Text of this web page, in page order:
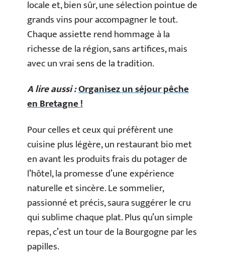
locale et, bien sûr, une sélection pointue de
grands vins pour accompagner le tout.
Chaque assiette rend hommage à la
richesse de la région, sans artifices, mais
avec un vrai sens de la tradition.
A lire aussi :Organisez un séjour pêche
en Bretagne !
Pour celles et ceux qui préfèrent une
cuisine plus légère, un restaurant bio met
en avant les produits frais du potager de
l’hôtel, la promesse d’une expérience
naturelle et sincère. Le sommelier,
passionné et précis, saura suggérer le cru
qui sublime chaque plat. Plus qu’un simple
repas, c’est un tour de la Bourgogne par les
papilles.